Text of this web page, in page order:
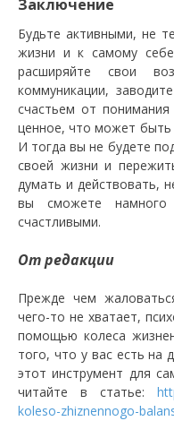
Заключение
Будьте активными, не
жизни и к самому
расширяйте свои
коммуникации,
счастьем от
ценное, что может
И тогда вы не будете
своей жизни и
думать и действовать,
вы сможете
счастливыми.
От редакции
Прежде чем
чего-то не хватает,
помощью колеса
того, что у вас есть на
этот инструмент для
читайте в статье:
koleso-zhiznennogo-